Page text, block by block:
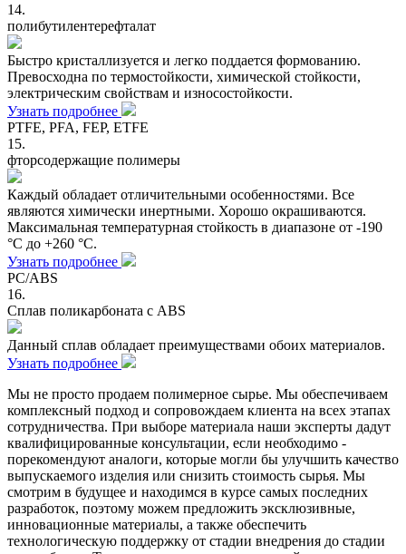
14.
полибутилентерефталат
Быстро кристаллизуется и легко поддается формованию.
Превосходна по термостойкости, химической стойкости,
электрическим свойствам и износостойкости.
Узнать подробнее
PTFE, PFA, FEP, ETFЕ
15.
фторсодержащие полимеры
Каждый обладает отличительными особенностями. Все
являются химически инертными. Хорошо окрашиваются.
Максимальная температурная стойкость в диапазоне от -190
°C до +260 °C.
Узнать подробнее
PC/ABS
16.
Сплав поликарбоната с ABS
Данный сплав обладает преимуществами обоих материалов.
Узнать подробнее
Мы не просто продаем полимерное сырье. Мы обеспечиваем
комплексный подход и сопровождаем клиента на всех этапах
сотрудничества. При выборе материала наши эксперты дадут
квалифицированные консультации, если необходимо -
порекомендуют аналоги, которые могли бы улучшить качество
выпускаемого изделия или снизить стоимость сырья. Мы
смотрим в будущее и находимся в курсе самых последних
разработок, поэтому можем предложить эксклюзивные,
инновационные материалы, а также обеспечить
технологическую поддержку от стадии внедрения до стадии